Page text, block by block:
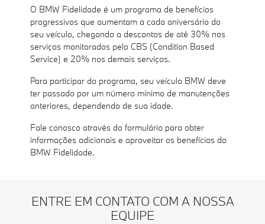
O BMW Fidelidade é um programa de benefícios
progressivos que aumentam a cada aniversário do
seu veículo, chegando a descontos de até 30% nos
serviços monitorados pelo CBS (Condition Based
Service) e 20% nos demais serviços.
Para participar do programa, seu veículo BMW deve
ter passado por um número mínimo de manutenções
anteriores, dependendo de sua idade.
Fale conosco através do formulário para obter
informações adicionais e aproveitar os benefícios do
BMW Fidelidade.
ENTRE EM CONTATO COM A NOSSA
EQUIPE